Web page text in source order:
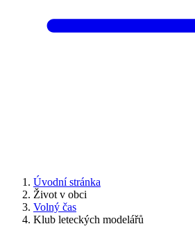
Úvodní stránka
Život v obci
Volný čas
Klub leteckých modelářů